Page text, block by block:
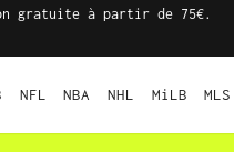
gratuite à partir de 75€.
NFL NBA NHL MiLB MLS